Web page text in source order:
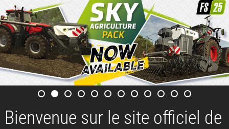
Bienvenue sur le site officiel de